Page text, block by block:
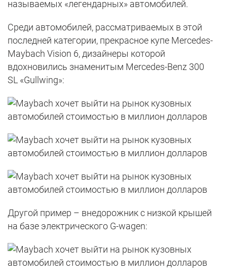
называемых «легендарных» автомобилей.
Среди автомобилей, рассматриваемых в этой
последней категории, прекрасное купе Mercedes-
Maybach Vision 6, дизайнеры которой
вдохновились знаменитым Mercedes-Benz 300
SL «Gullwing»:
Другой пример – внедорожник с низкой крышей
на базе электрического G-wagen: